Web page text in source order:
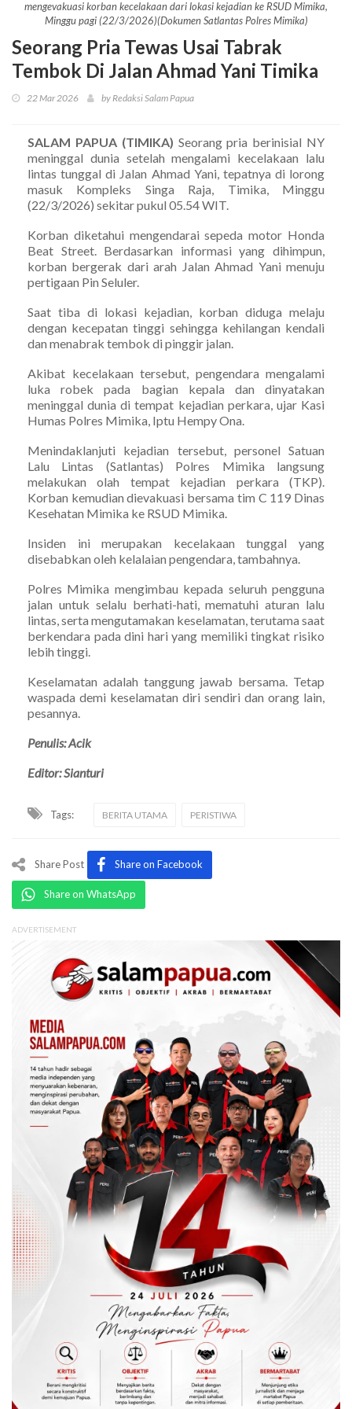
mengevakuasi korban kecelakaan dari lokasi kejadian ke RSUD Mimika,
Minggu pagi (22/3/2026)(Dokumen Satlantas Polres Mimika)
Seorang Pria Tewas Usai Tabrak
Tembok Di Jalan Ahmad Yani Timika
22 Mar 2026 by Redaksi Salam Papua
SALAM PAPUA (TIMIKA) Seorang pria berinisial NY
meninggal dunia setelah mengalami kecelakaan lalu
lintas tunggal di Jalan Ahmad Yani, tepatnya di lorong
masuk Kompleks Singa Raja, Timika, Minggu
(22/3/2026) sekitar pukul 05.54 WIT.
Korban diketahui mengendarai sepeda motor Honda
Beat Street. Berdasarkan informasi yang dihimpun,
korban bergerak dari arah Jalan Ahmad Yani menuju
pertigaan Pin Seluler.
Saat tiba di lokasi kejadian, korban diduga melaju
dengan kecepatan tinggi sehingga kehilangan kendali
dan menabrak tembok di pinggir jalan.
Akibat kecelakaan tersebut, pengendara mengalami
luka robek pada bagian kepala dan dinyatakan
meninggal dunia di tempat kejadian perkara, ujar Kasi
Humas Polres Mimika, Iptu Hempy Ona.
Menindaklanjuti kejadian tersebut, personel Satuan
Lalu Lintas (Satlantas) Polres Mimika langsung
melakukan olah tempat kejadian perkara (TKP).
Korban kemudian dievakuasi bersama tim C 119 Dinas
Kesehatan Mimika ke RSUD Mimika.
Insiden ini merupakan kecelakaan tunggal yang
disebabkan oleh kelalaian pengendara, tambahnya.
Polres Mimika mengimbau kepada seluruh pengguna
jalan untuk selalu berhati-hati, mematuhi aturan lalu
lintas, serta mengutamakan keselamatan, terutama saat
berkendara pada dini hari yang memiliki tingkat risiko
lebih tinggi.
Keselamatan adalah tanggung jawab bersama. Tetap
waspada demi keselamatan diri sendiri dan orang lain,
pesannya.
Penulis: Acik
Editor: Sianturi
Tags: BERITA UTAMA PERISTIWA
Share Post Share on Facebook
Share on WhatsApp
ADVERTISEMENT